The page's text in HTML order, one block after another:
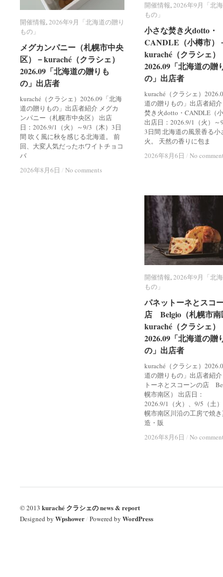
開催情報,2026年9月「北
もの」
小さな焚き火dotto・
CANDLE（小樽市）
kuraché（クラシェ）
2026.09「北海道の贈
の」出店者
kuraché（クラシェ）
道の贈りもの」出店者紹
焚き火dotto・CANDLE（
出店日：2026.9/1（火）～
3日間 北海道の風景香る小
火。 天然の香りに包ま
2026年8月6日 / No
開催情報 2026年9月「北
もの」
小さな焚き火dotto・
CANDLE（小樽市）
kuraché（クラシェ）
2026.09「北海道の贈
の」出店者
2026年8月6日 / No
開催情報,2026年9月「北海道の贈り
もの」
メグカンパニー（札幌市中央
区）－kuraché（クラシェ）
2026.09「北海道の贈りも
の」出店者
kuraché（クラシェ）2026.09「北海
道の贈りもの」出店者紹介 メグカ
ンパニー（札幌市中央区） 出店
日：2026.9/1（火）～9/3（木）3日
間 吹く風に秋を感じる北海道。 前
回、大変人気だったホワイトチョコ
バ
2026年8月6日 / No comments
開催情報 2026年9月「北海道の贈り
もの」
メグカンパニー（札幌市中央
区）－kuraché（クラシェ）
2026.09「北海道の贈りも
の」出店者
2026年8月6日 / No comments
開催情報,2026年9月「北
もの」
パネットーネとスコ
店 Belgio（札幌市南
kuraché（クラシェ）
2026.09「北海道の贈
の」出店者
kuraché（クラシェ）
道の贈りもの」出店者紹
トーネとスコーンの店
幌市南区） 出店日：
2026.9/1（火）、9/5（土
幌市南区川沿の工房で焼
造・販
2026年8月6日 / No
開催情報 2026年9月「北
もの」
パネットーネとスコ
店 Belgio（札幌市南
kuraché（クラシェ）
2026.09「北海道の贈
の」出店者
2026年8月6日 / No
© 2013 kuraché クラシェの news & report
Designed by Wpshower/ Powered by WordPress